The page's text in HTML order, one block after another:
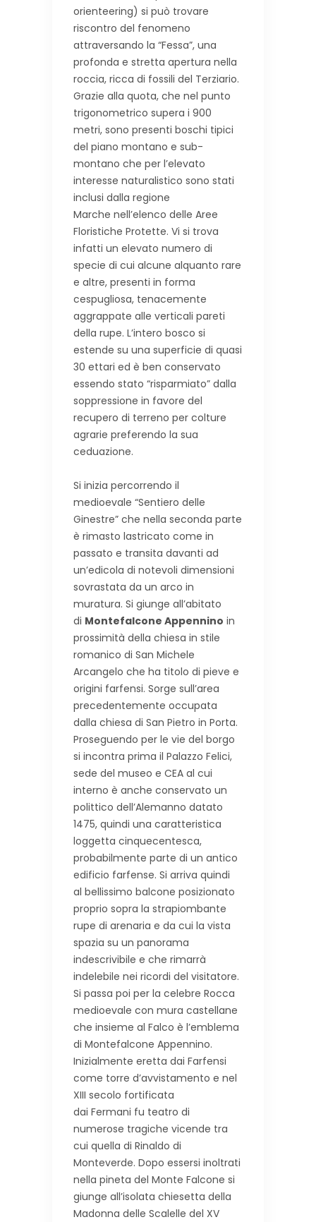
orienteering) si può trovare
riscontro del fenomeno
attraversando la “Fessa”, una
profonda e stretta apertura nella
roccia, ricca di fossili del Terziario.
Grazie alla quota, che nel punto
trigonometrico supera i 900
metri, sono presenti boschi tipici
del piano montano e sub-
montano che per l’elevato
interesse naturalistico sono stati
inclusi dalla regione
Marche nell’elenco delle Aree
Floristiche Protette. Vi si trova
infatti un elevato numero di
specie di cui alcune alquanto rare
e altre, presenti in forma
cespugliosa, tenacemente
aggrappate alle verticali pareti
della rupe. L’intero bosco si
estende su una superficie di quasi
30 ettari ed è ben conservato
essendo stato “risparmiato” dalla
soppressione in favore del
recupero di terreno per colture
agrarie preferendo la sua
ceduazione.
Si inizia percorrendo il
medioevale “Sentiero delle
Ginestre” che nella seconda parte
è rimasto lastricato come in
passato e transita davanti ad
un’edicola di notevoli dimensioni
sovrastata da un arco in
muratura. Si giunge all’abitato
di Montefalcone Appennino in
prossimità della chiesa in stile
romanico di San Michele
Arcangelo che ha titolo di pieve e
origini farfensi. Sorge sull’area
precedentemente occupata
dalla chiesa di San Pietro in Porta.
Proseguendo per le vie del borgo
si incontra prima il Palazzo Felici,
sede del museo e CEA al cui
interno è anche conservato un
polittico dell’Alemanno datato
1475, quindi una caratteristica
loggetta cinquecentesca,
probabilmente parte di un antico
edificio farfense. Si arriva quindi
al bellissimo balcone posizionato
proprio sopra la strapiombante
rupe di arenaria e da cui la vista
spazia su un panorama
indescrivibile e che rimarrà
indelebile nei ricordi del visitatore.
Si passa poi per la celebre Rocca
medioevale con mura castellane
che insieme al Falco è l’emblema
di Montefalcone Appennino.
Inizialmente eretta dai Farfensi
come torre d’avvistamento e nel
XIII secolo fortificata
dai Fermani fu teatro di
numerose tragiche vicende tra
cui quella di Rinaldo di
Monteverde. Dopo essersi inoltrati
nella pineta del Monte Falcone si
giunge all’isolata chiesetta della
Madonna delle Scalelle del XV